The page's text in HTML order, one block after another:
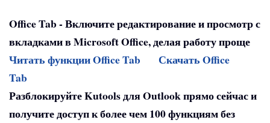
Office Tab - Включите редактирование и просмотр с
вкладками в Microsoft Office, делая работу проще
Читать функции Office Tab
Скачать Office
Tab
Разблокируйте Kutools для Outlook прямо сейчас и
получите доступ к более чем 100 функциям без